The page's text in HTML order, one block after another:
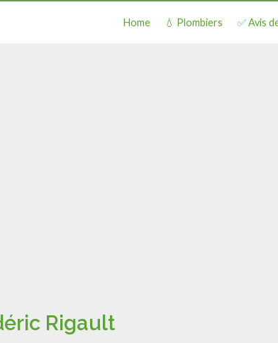
Home 💧 Plombiers ✅ Avis
Rigault